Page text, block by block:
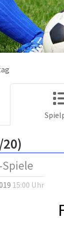
Spiele
15:00 Uhr